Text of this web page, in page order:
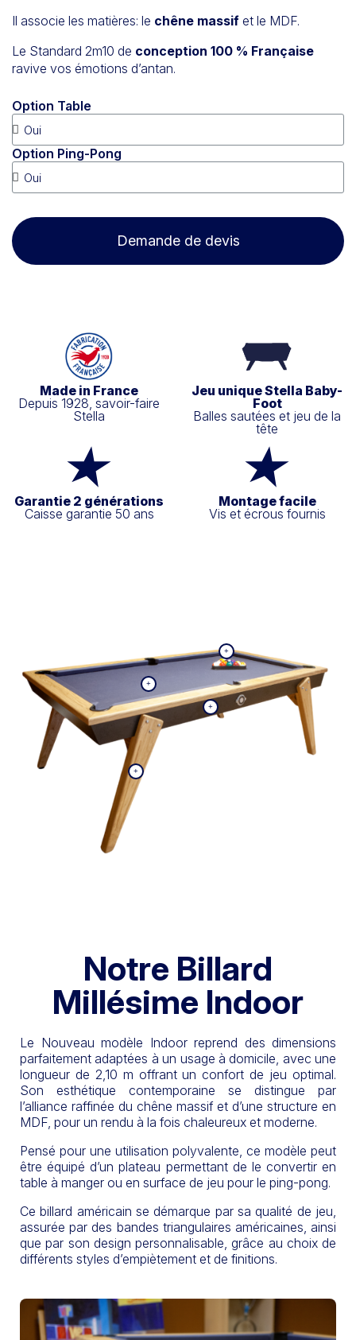
Il associe les matières: le chêne massif et le MDF.
Le Standard 2m10 de conception 100 % Française
ravive vos émotions d’antan.
Option Table
Option Ping-Pong
Demande de devis
Made in France
Depuis 1928, savoir-faire
Stella
Jeu unique Stella Baby-
Foot
Balles sautées et jeu de la
tête
Garantie 2 générations
Caisse garantie 50 ans
Montage facile
Vis et écrous fournis
Notre Billard
Millésime Indoor
Le Nouveau modèle Indoor reprend des dimensions
parfaitement adaptées à un usage à domicile, avec une
longueur de 2,10 m offrant un confort de jeu optimal.
Son esthétique contemporaine se distingue par
l’alliance raffinée du chêne massif et d’une structure en
MDF, pour un rendu à la fois chaleureux et moderne.
Pensé pour une utilisation polyvalente, ce modèle peut
être équipé d’un plateau permettant de le convertir en
table à manger ou en surface de jeu pour le ping-pong.
Ce billard américain se démarque par sa qualité de jeu,
assurée par des bandes triangulaires américaines, ainsi
que par son design personnalisable, grâce au choix de
différents styles d’empiètement et de finitions.